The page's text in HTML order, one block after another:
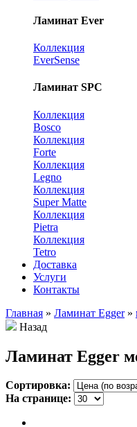
Ламинат Ever
Коллекция
EverSense
Ламинат SPC
Коллекция
Bosco
Коллекция
Forte
Коллекция
Legno
Коллекция
Super Matte
Коллекция
Pietra
Коллекция
Tetro
Доставка
Услуги
Контакты
Главная » Ламинат Egger »
Назад
Ламинат Egger
Сортировка:
На странице: